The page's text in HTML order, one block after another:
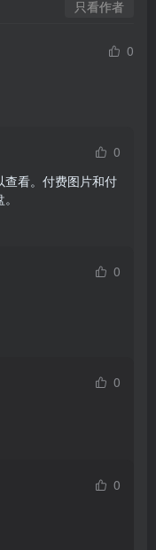
只看作者
0
0
查看。付费图片和付
0
0
0